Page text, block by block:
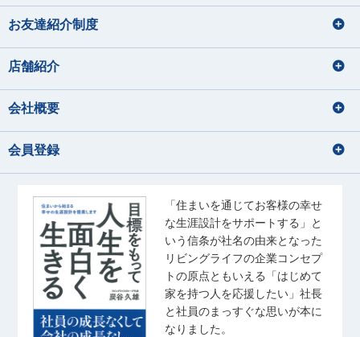
お友達紹介制度
店舗紹介
会社概要
会員登録
「住まいを通じてお客様の幸せ
な生涯設計をサポートする」と
いう信条が社名の由来となった
リビングライフの企業コンセプ
トの原点ともいえる「はじめて
家を持つ人を応援したい」社長
と社員のまっすぐな思いが本に
なりました。